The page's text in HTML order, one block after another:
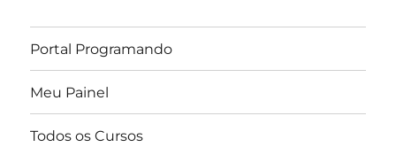
Portal Programando
Meu Painel
Todos os Cursos